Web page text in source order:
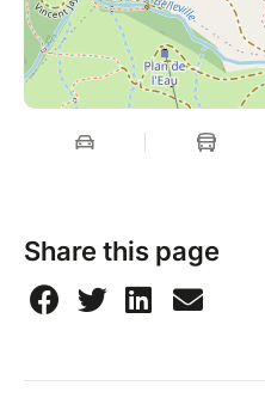
Share this page